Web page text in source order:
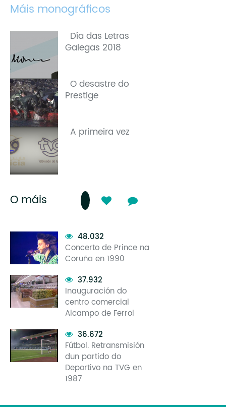
Máis monográficos
Día das Letras
Galegas 2018
O desastre do
Prestige
A primeira vez
O máis
48.032
Concerto de Prince na
Coruña en 1990
37.932
Inauguración do
centro comercial
Alcampo de Ferrol
36.672
Fútbol. Retransmisión
dun partido do
Deportivo na TVG en
1987